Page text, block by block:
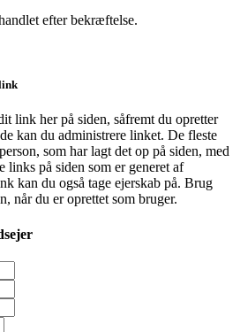
efter bekræftelse.
link her på siden, såfremt du opretter
kan du administrere linket. De fleste
som har lagt det op på siden, med
på siden som er generet af
kan du også tage ejerskab på. Brug
når du er oprettet som bruger.